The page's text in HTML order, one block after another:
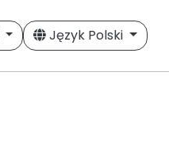
Język Polski